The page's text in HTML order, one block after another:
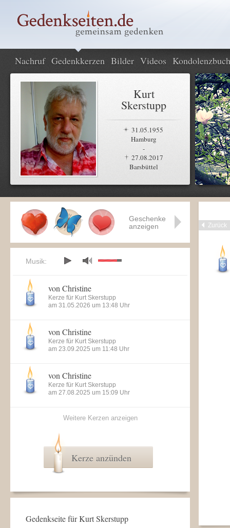
Nachruf Gedenkkerzen Bilder Videos Kondolenzbuch
Kurt
Skerstupp
31.05.1955
Hamburg
-
27.08.2017
Barsbüttel
Zurück
Geschenke
anzeigen
Musik:
von Christine
Kerze für Kurt Skerstupp
am 31.05.2026 um 13:48 Uhr
von Christine
Kerze für Kurt Skerstupp
am 23.09.2025 um 11:48 Uhr
von Christine
Kerze für Kurt Skerstupp
am 27.08.2025 um 15:09 Uhr
Weitere Kerzen anzeigen
Kerze anzünden
Gedenkseite für Kurt Skerstupp